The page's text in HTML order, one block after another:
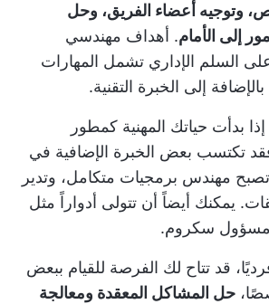
وتوجيه أعضاء الفريق، وحل
إلى الأمام. أهداف مهندسي
السلم الإداري تشمل المهارات
إلى الخبرة التقنية.
بدأت حياتك المهنية كمطور
فقد تكتسب بعض الخبرة الإضافية في
مهندس برمجيات متكامل، وتدير
يمكنك أيضاً أن تتولى أدواراً مثل
مسؤول سكروم.
قد تتاح لك الفرصة للقيام ببعض
حل المشاكل المعقدة ومعالجة